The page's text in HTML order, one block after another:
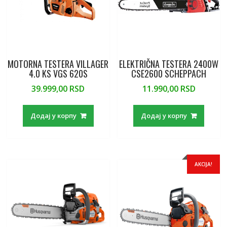
MOTORNA TESTERA VILLAGER
4.0 KS VGS 620S
39.999,00 RSD
Додај у корпу
ELEKTRIČNA TESTERA 2400W
CSE2600 SCHEPPACH
11.990,00 RSD
Додај у корпу
AKCIJA!